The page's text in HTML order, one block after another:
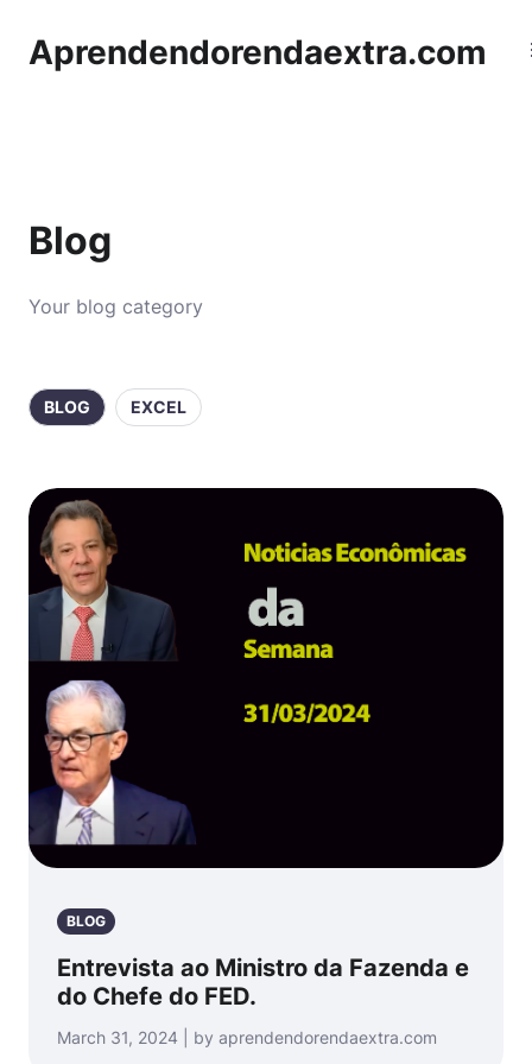
Aprendendorendaextra.com
Blog
Your blog category
BLOG EXCEL
BLOG
Entrevista ao Ministro da Fazenda e
do Chefe do FED.
March 31, 2024 | by aprendendorendaextra.com